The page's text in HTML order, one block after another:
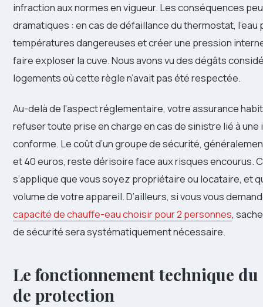
infraction aux normes en vigueur. Les conséquences
dramatiques : en cas de défaillance du thermostat,
températures dangereuses et créer une pression
faire exploser la cuve. Nous avons vu des dégâts
logements où cette règle n’avait pas été respectée.
Au-delà de l’aspect réglementaire, votre assurance
refuser toute prise en charge en cas de sinistre lié à une
conforme. Le coût d’un groupe de sécurité,
et 40 euros, reste dérisoire face aux risques encourus.
s’applique que vous soyez propriétaire ou locataire, et
volume de votre appareil. D’ailleurs, si vous vous
capacité de chauffe-eau choisir pour 2 personnes,
de sécurité sera systématiquement nécessaire.
Le fonctionnement technique
de protection